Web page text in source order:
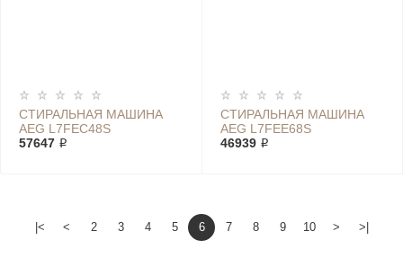
СТИРАЛЬНАЯ МАШИНА
AEG L7FEC48S
57647 ₽
СТИРАЛЬНАЯ МАШИНА
AEG L7FEE68S
46939 ₽
|< < 2 3 4 5 6 7 8 9 10 > >|